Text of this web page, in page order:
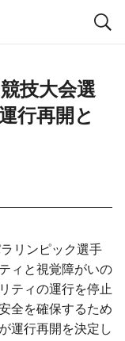
技大会選
行再開と
リンピック選手
ィと視覚障がいの
ティの運行を停止
全を確保するため
運行再開を決定し